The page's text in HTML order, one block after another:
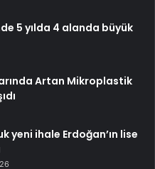
5 yılda 4 alanda büyük
Artan Mikroplastik
yeni ihale Erdoğan’ın lise